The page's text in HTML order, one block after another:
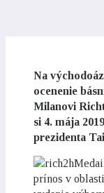
Na
ocenenie
Milanovi
si 4. mája
prezidenta
prínos v